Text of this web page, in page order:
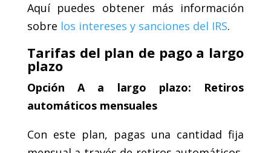
Aquí puedes obtener más información
sobre los intereses y sanciones del IRS.
Tarifas del plan de pago a largo
plazo
Opción A a largo plazo: Retiros
automáticos mensuales
Con este plan, pagas una cantidad fija